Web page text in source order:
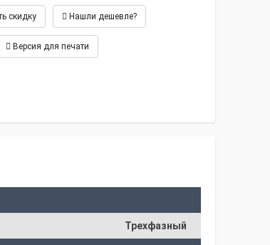
скидку Нашли дешевле?
Версия для печати
Трехфазный